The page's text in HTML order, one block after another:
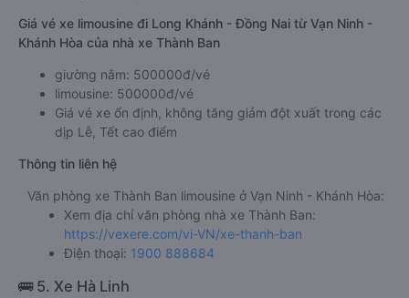
Giá vé xe limousine đi Long Khánh - Đồng Nai từ Vạn Ninh -
Khánh Hòa của nhà xe Thành Ban
giường nằm: 500000đ/vé
limousine: 500000đ/vé
Giá vé xe ổn định, không tăng giảm đột xuất trong các
dịp Lễ, Tết cao điểm
Thông tin liên hệ
Văn phòng xe Thành Ban limousine ở Vạn Ninh - Khánh Hòa:
Xem địa chỉ văn phòng nhà xe Thành Ban:
https://vexere.com/vi-VN/xe-thanh-ban
Điện thoại: 1900 888684
🚌 5. Xe Hà Linh